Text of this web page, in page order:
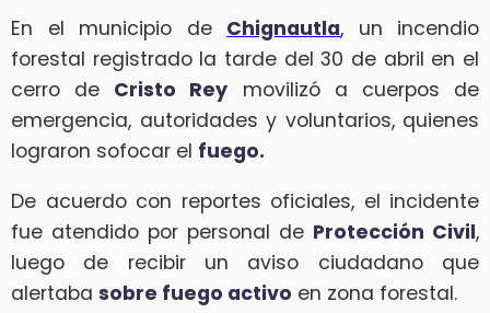
En el municipio de Chignautla, un incendio
forestal registrado la tarde del 30 de abril en el
cerro de Cristo Rey movilizó a cuerpos de
emergencia, autoridades y voluntarios, quienes
lograron sofocar el fuego.
De acuerdo con reportes oficiales, el incidente
fue atendido por personal de Protección Civil,
luego de recibir un aviso ciudadano que
alertaba sobre fuego activo en zona forestal.